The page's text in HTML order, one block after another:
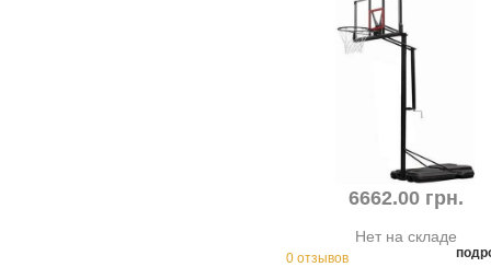
6662.00 грн.
Нет на складе
0 отзывов